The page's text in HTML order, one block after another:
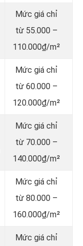
Mức giá chỉ
từ 55.000 –
110.000₫/m²
Mức giá chỉ
từ 60.000 –
120.000₫/m²
Mức giá chỉ
từ 70.000 –
140.000₫/m²
Mức giá chỉ
từ 80.000 –
160.000₫/m²
Mức giá chỉ